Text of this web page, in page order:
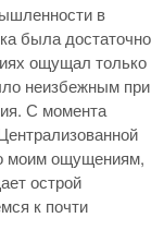
в
была достаточно
ощущал только
неизбежным при
С момента
моим ощущениям,
острой
к почти